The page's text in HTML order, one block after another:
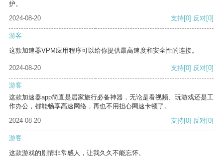
护。
2024-08-20
支持[0] 反对[0]
游客
这款加速器VPM应用程序可以给你提供最高速度和安全性的连接。
2024-08-20 支持[0] 反对[0]
游客
这款加速器app简直是居家旅行必备神器，无论是看视频、玩游戏还是工
作办公，都能畅享高速网络，再也不用担心网速卡顿了。
2024-08-20
支持[0] 反对[0]
游客
这款游戏的剧情非常感人，让我久久不能忘怀。